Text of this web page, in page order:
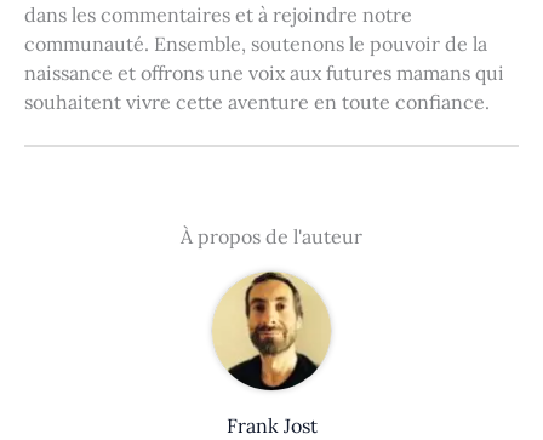
dans les commentaires et à rejoindre notre
communauté. Ensemble, soutenons le pouvoir de la
naissance et offrons une voix aux futures mamans qui
souhaitent vivre cette aventure en toute confiance.
À propos de l'auteur
Frank Jost